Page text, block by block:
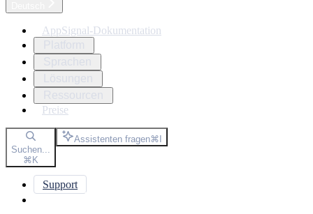
AppSignal-Dokumentation
Preise
Suchen...
⌘K
Assistenten fragen⌘I
Support